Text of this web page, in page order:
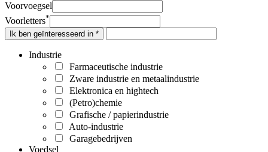
Voorvoegsel
Voorletters*
Ik ben geïnteresseerd in *
Industrie
Farmaceutische industrie
Zware industrie en metaalindustrie
Elektronica en hightech
(Petro)chemie
Grafische / papierindustrie
Auto-industrie
Garagebedrijven
Voedsel